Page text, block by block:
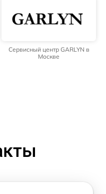
Сервисный центр GARLYN в
Москве